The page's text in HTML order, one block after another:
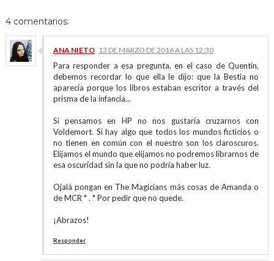
4 comentarios:
ANA NIETO 13 DE MARZO DE 2016 A LAS 12:30
Para responder a esa pregunta, en el caso de Quentin,
debemos recordar lo que ella le dijo: que la Bestia no
aparecía porque los libros estaban escritor a través del
prisma de la infancia...
Si pensamos en HP no nos gustaría cruzarnos con
Voldemort. Si hay algo que todos los mundos ficticios o
no tienen en común con el nuestro son los claroscuros.
Elijamos el mundo que elijamos no podremos librarnos de
esa oscuridad sin la que no podría haber luz.
Ojalá pongan en The Magicians más cosas de Amanda o
de MCR * . * Por pedir que no quede.
¡Abrazos!
Responder